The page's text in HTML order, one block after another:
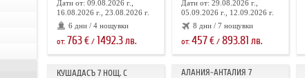
Дати от: 09.08.2026 г.,
16.08.2026 г., 23.08.2026 г.
6 дни / 4 нощувки
от: 763€/ 1492.3лв.
Дати от: 29.08.2026 г.,
05.09.2026 г., 12.09.2026 г.
8 дни / 7 нощувки
от: 457€/ 893.81 лв.
КУШАДАСЪ 7 НОЩ. С
АЛАНИЯ-АНТАЛИЯ 7